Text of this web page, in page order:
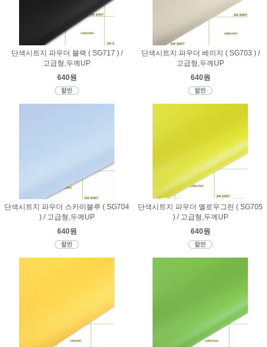
단색시트지 파우더 블랙 ( SG717 ) /
고급형,두께UP
640원
단색시트지 파우더 베이지 ( SG703 ) /
고급형,두께UP
640원
단색시트지 파우더 스카이블루 ( SG704
) / 고급형,두께UP
640원
단색시트지 파우더 옐로우그린 ( SG705
) / 고급형,두께UP
640원